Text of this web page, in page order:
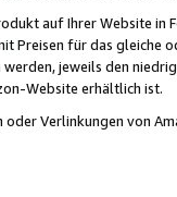
auf Ihrer Website
Preisen für das
jeweils den
Website erhältlich ist.
Verlinkungen von